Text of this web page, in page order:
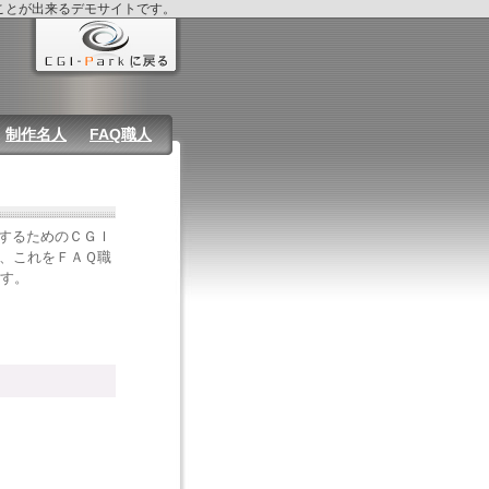
が出来るデモサイトです。
制作名人 FAQ職人
るためのＣＧＩ
これをＦＡＱ職
。